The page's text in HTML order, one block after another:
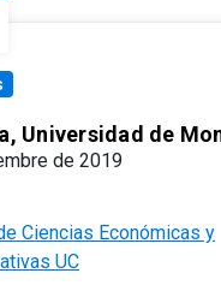
Universidad de
de 2019
Ciencias Económicas y
UC